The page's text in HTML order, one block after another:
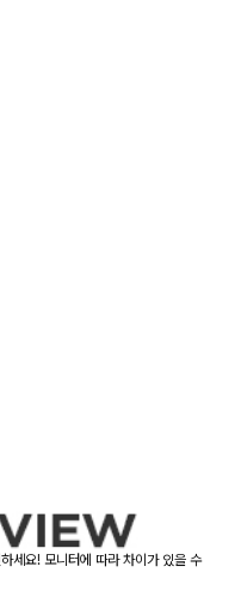
세요! 모니터에 따라 차이가 있을 수